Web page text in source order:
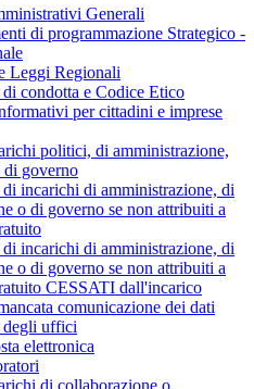
Generali
di programmazione Strategico -
Leggi Regionali
condotta e Codice Etico
per cittadini e imprese
politici, di amministrazione,
di governo
incarichi di amministrazione, di
o di governo se non attribuiti a
incarichi di amministrazione, di
o di governo se non attribuiti a
CESSATI dall'incarico
comunicazione dei dati
uffici
elettronica
di collaborazione o